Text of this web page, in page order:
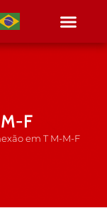
F
em T M-M-F